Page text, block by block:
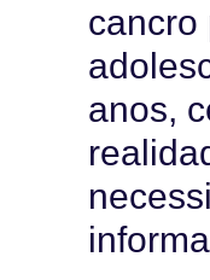
cancro
anos,